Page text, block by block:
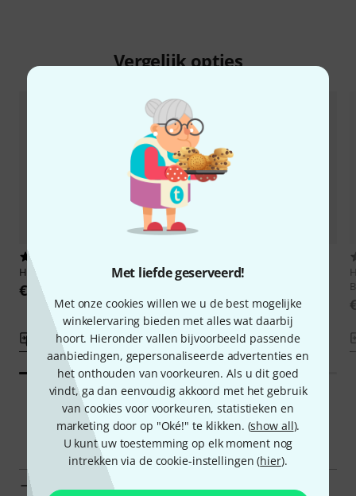
Met liefde geserveerd!
Met onze cookies willen we u de best mogelijke
winkelervaring bieden met alles wat daarbij
hoort. Hieronder vallen bijvoorbeeld passende
aanbiedingen, gepersonaliseerde advertenties en
het onthouden van voorkeuren. Als u dit goed
vindt, ga dan eenvoudig akkoord met het gebruik
van cookies voor voorkeuren, statistieken en
marketing door op "Oké!" te klikken. (show all).
U kunt uw toestemming op elk moment nog
intrekken via de cookie-instellingen (hier).
Vergelijk opties
Hal Leonard All About Bass
€ 28
Vergelijken
Hal LeonardBass Method
€ 42
Vergelijken
Smart Navigator
Hal Leonard greeptabellen in een oogopslag